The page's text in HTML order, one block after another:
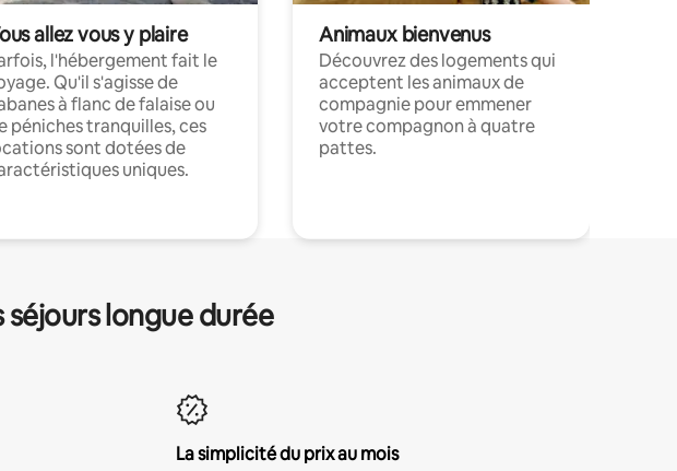
allez vous y plaire
l'hébergement fait le
Qu'il s'agisse de
à flanc de falaise ou
péniches tranquilles, ces
sont dotées de
uniques.
Animaux bienvenus
Découvrez des logements qui
acceptent les animaux de
compagnie pour emmener
votre compagnon à quatre
pattes.
longue durée
La simplicité du prix au mois